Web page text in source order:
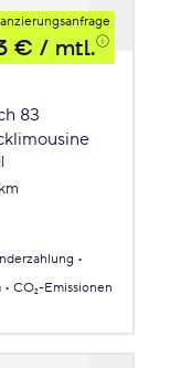
€ / mtl.
83
CO₂-Emissionen